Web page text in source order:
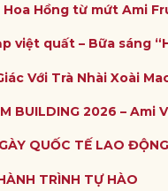
Hoa Hồng từ mứt Ami
việt quất – Bữa sáng
Với Trà Nhài Xoài
BUILDING 2026 – Ami
QUỐC TẾ LAO
TRÌNH TỰ HÀO